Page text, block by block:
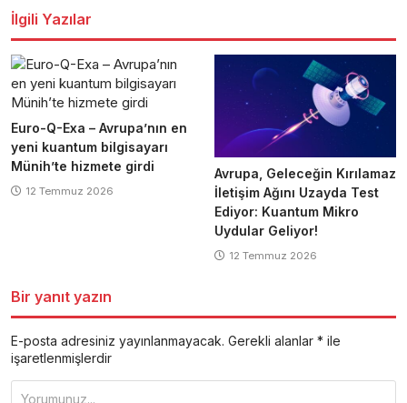
İlgili Yazılar
Euro-Q-Exa – Avrupa’nın en
yeni kuantum bilgisayarı
Münih’te hizmete girdi
12 Temmuz 2026
Avrupa, Geleceğin Kırılamaz
İletişim Ağını Uzayda Test
Ediyor: Kuantum Mikro
Uydular Geliyor!
12 Temmuz 2026
Bir yanıt yazın
E-posta adresiniz yayınlanmayacak. Gerekli alanlar * ile
işaretlenmişlerdir